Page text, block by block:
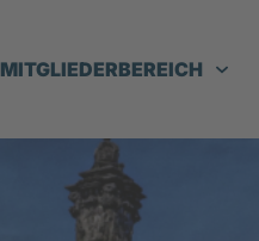
MITGLIEDERBEREICH